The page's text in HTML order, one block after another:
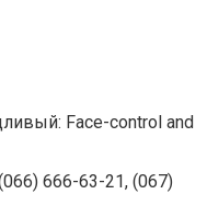
Face-control and
666-63-21, (067)